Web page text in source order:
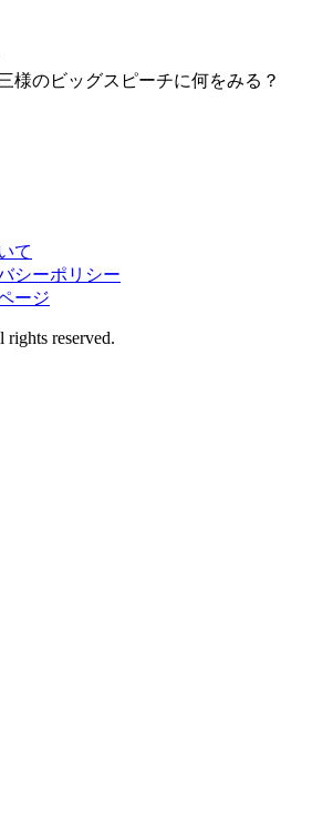
様のビッグスピーチに何をみる？
て
シーポリシー
ージ
reserved.